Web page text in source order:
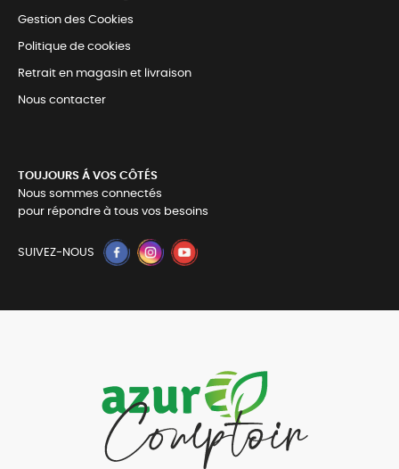
Gestion des Cookies
Politique de cookies
Retrait en magasin et livraison
Nous contacter
TOUJOURS Á VOS CÔTÉS
Nous sommes connectés
pour répondre à tous vos besoins
SUIVEZ-NOUS